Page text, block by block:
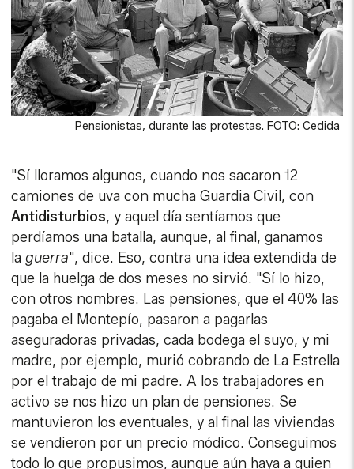
Pensionistas, durante las protestas. FOTO: Cedida
"Sí lloramos algunos, cuando nos sacaron 12
camiones de uva con mucha Guardia Civil, con
Antidisturbios, y aquel día sentíamos que
perdíamos una batalla, aunque, al final, ganamos
laguerra", dice. Eso, contra una idea extendida de
que la huelga de dos meses no sirvió. "Sí lo hizo,
con otros nombres. Las pensiones, que el 40% las
pagaba el Montepío, pasaron a pagarlas
aseguradoras privadas, cada bodega el suyo, y mi
madre, por ejemplo, murió cobrando de La Estrella
por el trabajo de mi padre. A los trabajadores en
activo se nos hizo un plan de pensiones. Se
mantuvieron los eventuales, y al final las viviendas
se vendieron por un precio módico. Conseguimos
todo lo que propusimos, aunque aún haya a quien